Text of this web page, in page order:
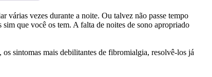
várias vezes durante a noite. Ou talvez não passe tempo
que você os tem. A falta de noites de sono apropriado
sintomas mais debilitantes de fibromialgia, resolvê-los já